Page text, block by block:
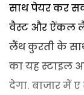
साथ पेयर कर
वैस्ट और ऐंकल
लैंथ कुरती के
का यह स्टाइल
देगा. बाजार में